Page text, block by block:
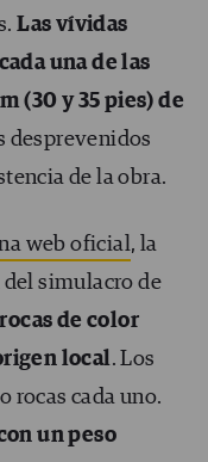
Las vívidas
una de las
(30 y 35 pies) de
desprevenidos
de la obra.
web oficial, la
del simulacro de
de color
local. Los
rocas cada uno.
un peso